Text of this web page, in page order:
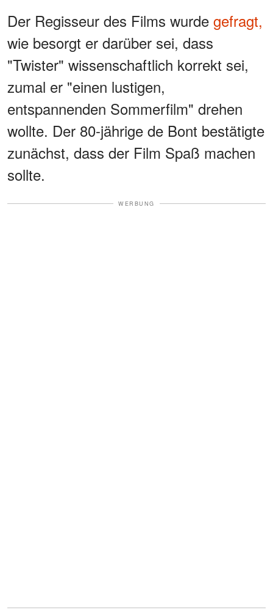
Der Regisseur des Films wurde gefragt,
wie besorgt er darüber sei, dass
"Twister" wissenschaftlich korrekt sei,
zumal er "einen lustigen,
entspannenden Sommerfilm" drehen
wollte. Der 80-jährige de Bont bestätigte
zunächst, dass der Film Spaß machen
sollte.
WERBUNG